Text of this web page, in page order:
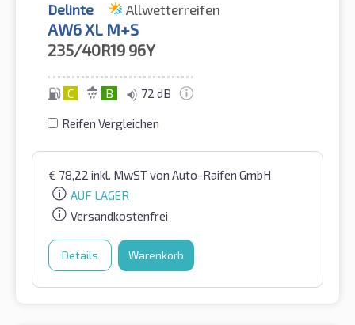
Delinte Allwetterreifen
AW6 XL M+S
235/40R19 96Y
C B 72 dB
Reifen Vergleichen
€ 78,22 inkl. MwSTvon Auto-Raifen GmbH
AUF LAGER
Versandkostenfrei
Details Warenkorb